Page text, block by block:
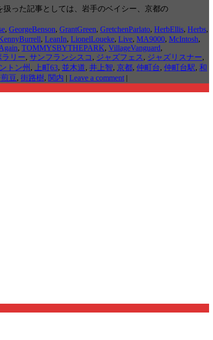
った記事としては、岩手のベイシー、京都の
, GeorgeBenson, GrantGreen, GretchenParlato, HerbEllis, Herbs,
, LeanIn, LionelLoueke, Live, MA9000, McIntosh,
, TOMMYSBYTHEPARK, VillageVanguard,
ラリー, サンフランシスコ , ジャズフェス , ジャズリスナー,
トン州 , 上町63, 並木道, 井上智, 京都, 仲町台, 仲町台駅, 和
豆, 街路樹, 関内 | Leave a comment |